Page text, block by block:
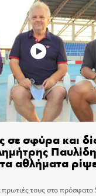
σε σφύρα και
αθλήματα
πρωτιές τους στο